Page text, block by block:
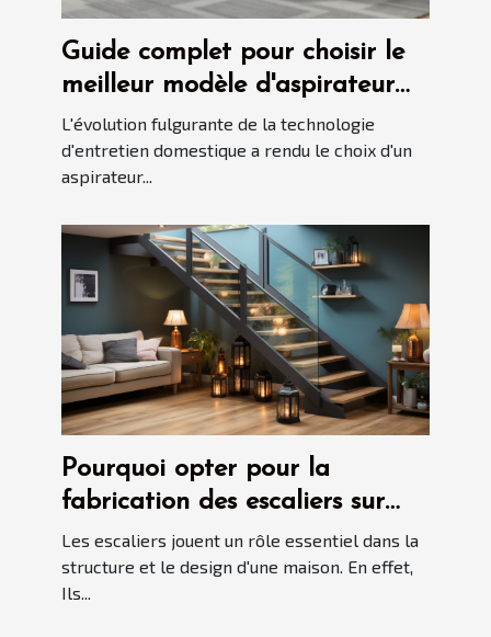
Guide complet pour choisir le
meilleur modèle d'aspirateur
automatisé en 2025
L'évolution fulgurante de la technologie
d'entretien domestique a rendu le choix d'un
aspirateur...
Pourquoi opter pour la
fabrication des escaliers sur
mesure ?
Les escaliers jouent un rôle essentiel dans la
structure et le design d'une maison. En effet,
Ils...